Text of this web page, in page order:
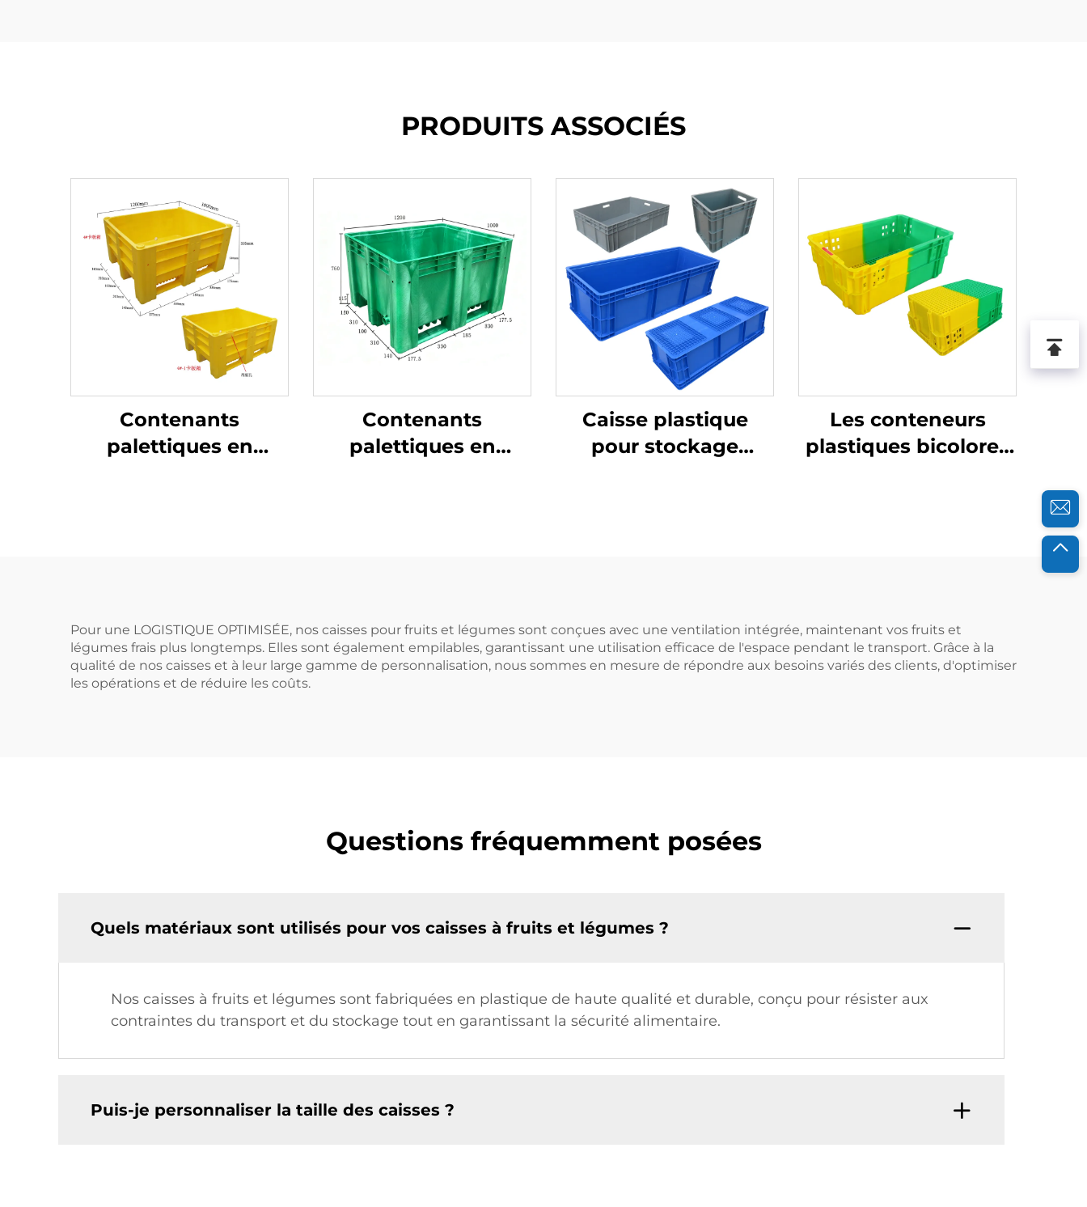
PRODUITS ASSOCIÉS
Contenants
palettiques en
Contenants
palettiques en
Caisse plastique
pour stockage
Les conteneurs
plastiques bicolores
Pour une LOGISTIQUE OPTIMISÉE, nos caisses pour fruits et légumes sont conçues avec une ventilation intégrée, maintenant vos fruits et
légumes frais plus longtemps. Elles sont également empilables, garantissant une utilisation efficace de l'espace pendant le transport. Grâce à la
qualité de nos caisses et à leur large gamme de personnalisation, nous sommes en mesure de répondre aux besoins variés des clients, d'optimiser
les opérations et de réduire les coûts.
Questions fréquemment posées
Quels matériaux sont utilisés pour vos caisses à fruits et légumes ?
Nos caisses à fruits et légumes sont fabriquées en plastique de haute qualité et durable, conçu pour résister aux
contraintes du transport et du stockage tout en garantissant la sécurité alimentaire.
Puis-je personnaliser la taille des caisses ?